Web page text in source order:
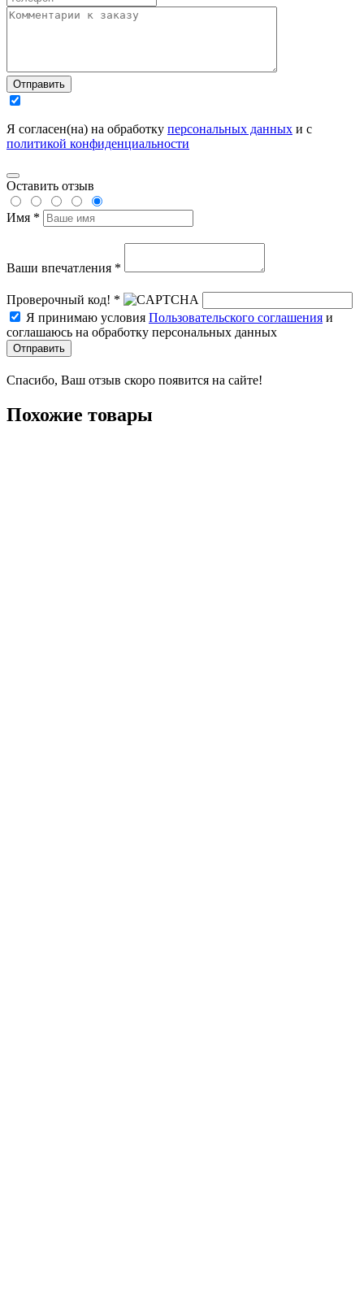
Отправить
Я согласен(на) на обработку персональных данных и с
политикой конфиденциальности
Оставить отзыв
Имя *
Ваши впечатления *
Проверочный код! *
Я принимаю условия Пользовательского соглашения и
соглашаюсь на обработку персональных данных
Отправить
Спасибо, Ваш отзыв скоро появится на сайте!
Похожие товары